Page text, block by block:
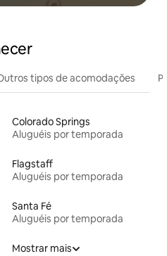
tipos de acomodações
Colorado Springs
Aluguéis por temporada
Flagstaff
Aluguéis por temporada
Santa Fé
Aluguéis por temporada
Mostrar mais